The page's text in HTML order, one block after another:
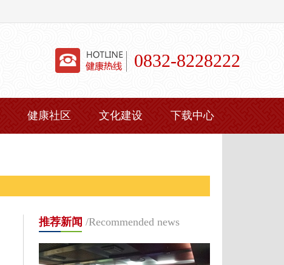
0832-8228222
健康社区 文化建设 下载中心
推荐新闻 /Recommended news